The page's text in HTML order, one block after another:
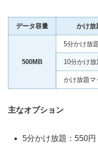
データ容量 かけ放
500MB
5分かけ放
10分かけ放
かけ放題マ
主なオプション
5分かけ放題：550円